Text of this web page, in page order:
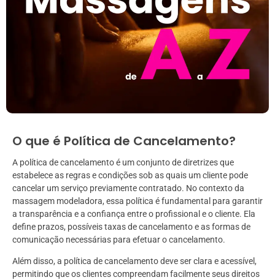
O que é Política de Cancelamento?
A política de cancelamento é um conjunto de diretrizes que
estabelece as regras e condições sob as quais um cliente pode
cancelar um serviço previamente contratado. No contexto da
massagem modeladora, essa política é fundamental para garantir
a transparência e a confiança entre o profissional e o cliente. Ela
define prazos, possíveis taxas de cancelamento e as formas de
comunicação necessárias para efetuar o cancelamento.
Além disso, a política de cancelamento deve ser clara e acessível,
permitindo que os clientes compreendam facilmente seus direitos